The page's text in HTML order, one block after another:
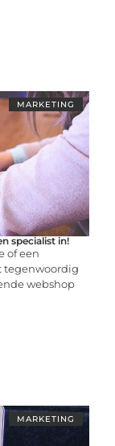
MARKETING
specialist in!
of een
tegenwoordig
webshop
MARKETING